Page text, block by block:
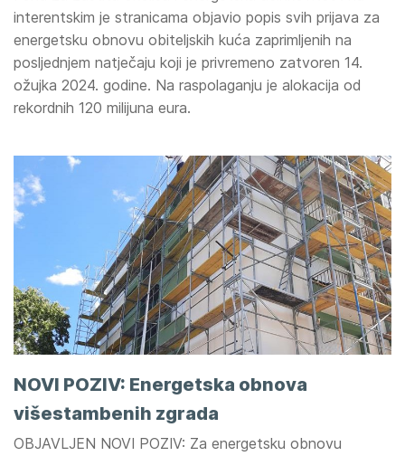
interentskim je stranicama objavio popis svih prijava za
energetsku obnovu obiteljskih kuća zaprimljenih na
posljednjem natječaju koji je privremeno zatvoren 14.
ožujka 2024. godine. Na raspolaganju je alokacija od
rekordnih 120 milijuna eura.
NOVI POZIV: Energetska obnova
višestambenih zgrada
OBJAVLJEN NOVI POZIV: Za energetsku obnovu